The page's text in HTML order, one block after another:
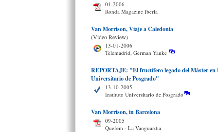
01-2006
Ronda Magazine Iberia
Van Morrison, Viaje a Caledonia
(Video Review)
13-01-2006
Telemadrid, German Yanke
REPORTAJE: "El fructífero legado del Máster
Universitario de Posgrado"
13-10-2005
Instituto Universitario de Posgrado
Van Morrison, in Barcelona
09-2005
Quefem - La Vanguardia